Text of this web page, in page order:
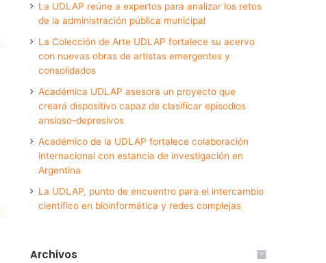
La UDLAP reúne a expertos para analizar los retos
de la administración pública municipal
La Colección de Arte UDLAP fortalece su acervo
con nuevas obras de artistas emergentes y
consolidados
Académica UDLAP asesora un proyecto que
creará dispositivo capaz de clasificar episodios
ansioso-depresivos
Académico de la UDLAP fortalece colaboración
internacional con estancia de investigación en
Argentina
La UDLAP, punto de encuentro para el intercambio
científico en bioinformática y redes complejas
Archivos